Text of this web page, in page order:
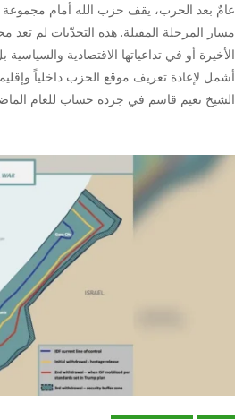
عامٌ بعد الحرب، يقف حزب الله أمام مجموعة
مسار المرحلة المقبلة. هذه التحدّيات لم تعد
الأخيرة أو في تداعياتها الاقتصادية
أشمل لإعادة تعريف موقع الحزب داخلياً
الشيخ نعيم قاسم في جردة حساب للعام